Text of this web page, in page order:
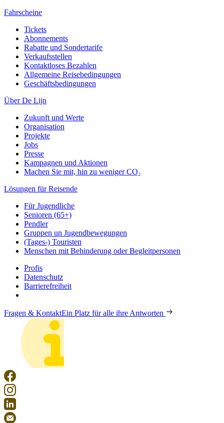
Fahrscheine
Tickets
Abonnements
Rabatte und Sondertarife
Verkaufsstellen
Kontaktloses Bezahlen
Allgemeine Reisebedingungen
Geschäftsbedingungen
Über De Lijn
Zukunft und Werte
Organisation
Projekte
Jobs
Presse
Kampagnen und Aktionen
Machen Sie mit, hin zu weniger CO₂
Lösungen für Reisende
Für Jugendliche
Senioren (65+)
Pendler
Gruppen un Jugendbewegungen
(Tages-) Touristen
Menschen mit Behinderung oder Begleitpersonen
Profis
Datenschutz
Barrierefreiheit
Fragen & KontaktEin Platz für alle ihre Antworten